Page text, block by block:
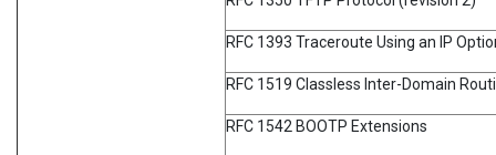
RFC 1393 Traceroute Using an IP
RFC 1519 Classless Inter-Domain
RFC 1542 BOOTP Extensions